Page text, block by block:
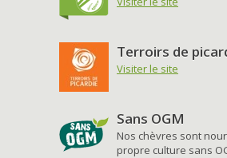
Terroirs de
Visiter le site
Sans OGM
Nos chèvres sont
propre culture sans